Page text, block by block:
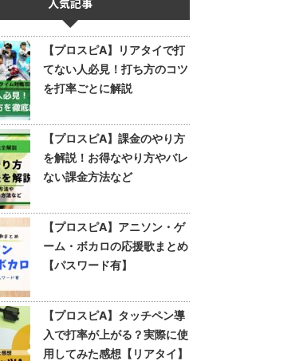
人気記事
【プロスピA】リアタイで打
てない人必見！打ち方のコツ
を打率ごとに解説
【プロスピA】課金のやり方
を解説！お得なやり方やバレ
ない課金方法など
【プロスピA】アニソン・ゲ
ーム・ボカロの応援歌まとめ
【パスワード有】
【プロスピA】タッチペン導
入で打率が上がる？実際に使
用してみた感想【リアタイ】